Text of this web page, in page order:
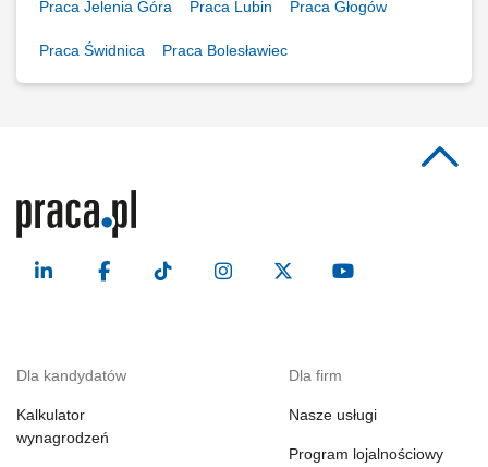
Praca Jelenia Góra Praca Lubin Praca Głogów
Praca Świdnica Praca Bolesławiec
Dla kandydatów
Kalkulator
wynagrodzeń
Dla firm
Nasze usługi
Program lojalnościowy